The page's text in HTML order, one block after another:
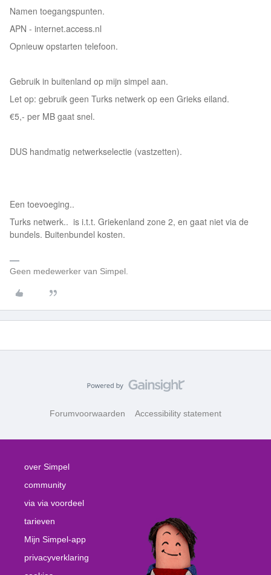
Namen toegangspunten.
APN - internet.access.nl
Opnieuw opstarten telefoon.
Gebruik in buitenland op mijn simpel aan.
Let op: gebruik geen Turks netwerk op een Grieks eiland.
€5,- per MB gaat snel.
DUS handmatig netwerkselectie (vastzetten).
Een toevoeging..
Turks netwerk.. is i.t.t. Griekenland zone 2, en gaat niet via de
bundels. Buitenbundel kosten.
Geen medewerker van Simpel.
Forumvoorwaarden Accessibility statement
over Simpel
community
via via voordeel
tarieven
Mijn Simpel-app
privacyverklaring